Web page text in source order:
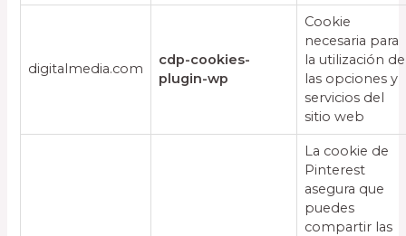
digitalmedia.com
cdp-cookies-
plugin-wp
Cookie
necesaria para
la utilización de
las opciones y
servicios del
sitio web
La cookie de
Pinterest
asegura que
puedes
compartir las